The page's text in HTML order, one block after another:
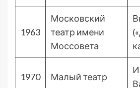
1963
Московский
театр имени
Моссовета
1970 Малый театр